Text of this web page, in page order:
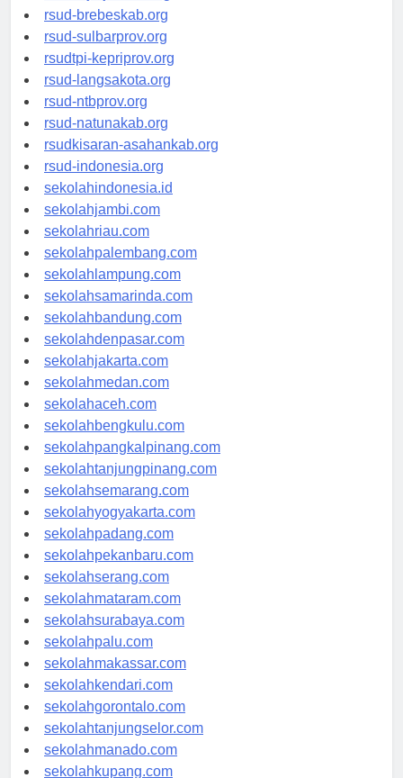
rsudkoja-jakarta.org
rsud-brebeskab.org
rsud-sulbarprov.org
rsudtpi-kepriprov.org
rsud-langsakota.org
rsud-ntbprov.org
rsud-natunakab.org
rsudkisaran-asahankab.org
rsud-indonesia.org
sekolahindonesia.id
sekolahjambi.com
sekolahriau.com
sekolahpalembang.com
sekolahlampung.com
sekolahsamarinda.com
sekolahbandung.com
sekolahdenpasar.com
sekolahjakarta.com
sekolahmedan.com
sekolahaceh.com
sekolahbengkulu.com
sekolahpangkalpinang.com
sekolahtanjungpinang.com
sekolahsemarang.com
sekolahyogyakarta.com
sekolahpadang.com
sekolahpekanbaru.com
sekolahserang.com
sekolahmataram.com
sekolahsurabaya.com
sekolahpalu.com
sekolahmakassar.com
sekolahkendari.com
sekolahgorontalo.com
sekolahtanjungselor.com
sekolahmanado.com